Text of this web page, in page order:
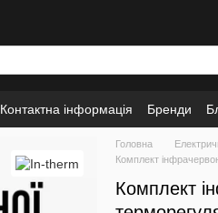
Контактна інформація Бренди
Головна
Комплект
Комплект